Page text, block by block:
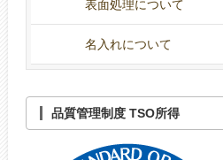
表面処理について
名入れについて
品質管理制度 TSO所得